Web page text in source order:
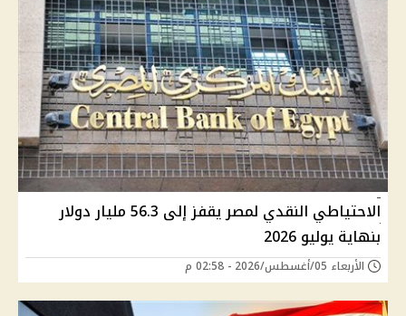
الاحتياطي النقدي لمصر يقفز إلى 56.3 مليار دولار
بنهاية يوليو 2026
الأربعاء 05/أغسطس/2026 - 02:58 م